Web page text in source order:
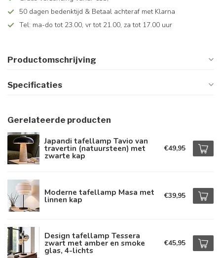
50 dagen bedenktijd & Betaal achteraf met Klarna
Tel: ma-do tot 23.00, vr tot 21.00, za tot 17.00 uur
Productomschrijving
Specificaties
Gerelateerde producten
Japandi tafellamp Tavio van
travertin (natuursteen) met
zwarte kap
€49,95
Moderne tafellamp Masa met
linnen kap €39,95
Design tafellamp Tessera
zwart met amber en smoke
glas, 4-lichts
€45,95